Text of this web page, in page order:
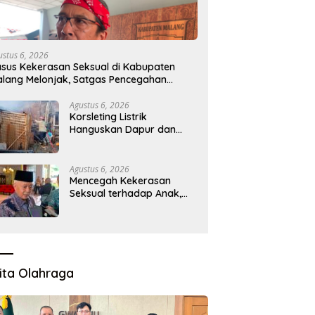
Desak Pemerintah
Program MBG ke
Presiden LIRA Konsolidasi di
Malang, Mendorong Organisasi
6, 2026
Kekerasan Seksual di Kabupaten
Melonjak, Satgas Pencegahan
Agustus 6, 2026
Korsleting Listrik
Hanguskan Dapur dan
Agustus 6, 2026
Mencegah Kekerasan
Seksual terhadap Anak,
Olahraga